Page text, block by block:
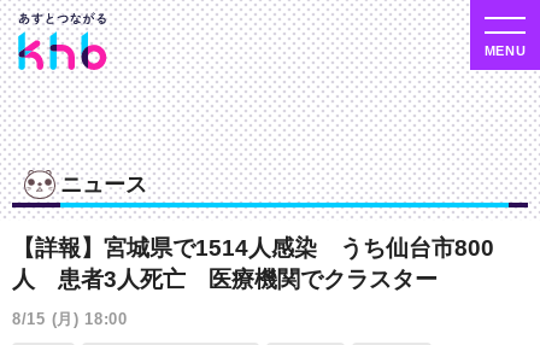
ニュース
【詳報】宮城県で1514人感染 うち仙台市800
人 患者3人死亡 医療機関でクラスター
8/15 (月) 18:00